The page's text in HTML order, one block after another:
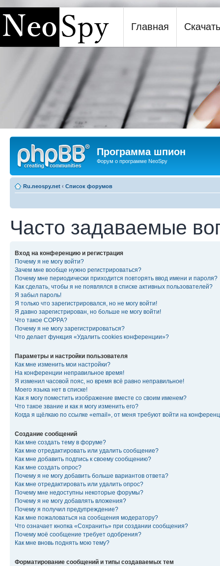
Программа шпион NeoSpy
Главная Скачать
Программа шпион
Форум о программе NeoSpy
Ru.neospy.net ‹ Список форумов
Часто задаваемые
Вход на конференцию и регистрация
Почему я не могу войти?
Зачем мне вообще нужно регистрироваться?
Почему мне периодически приходится повторять ввод имени и пароля?
Как сделать, чтобы я не появлялся в списке активных пользователей?
Я забыл пароль!
Я только что зарегистрировался, но не могу войти!
Я давно зарегистрирован, но больше не могу войти!
Что такое COPPA?
Почему я не могу зарегистрироваться?
Что делает функция «Удалить cookies конференции»?
Параметры и настройки пользователя
Как мне изменить мои настройки?
На конференции неправильное время!
Я изменил часовой пояс, но время всё равно неправильное!
Моего языка нет в списке!
Как я могу поместить изображение вместе со своим именем?
Что такое звание и как я могу изменить его?
Когда я щёлкаю по ссылке «email», от меня требуют войти на
Создание сообщений
Как мне создать тему в форуме?
Как мне отредактировать или удалить сообщение?
Как мне добавить подпись к своему сообщению?
Как мне создать опрос?
Почему я не могу добавить больше вариантов ответа?
Как мне отредактировать или удалить опрос?
Почему мне недоступны некоторые форумы?
Почему я не могу добавлять вложения?
Почему я получил предупреждение?
Как мне пожаловаться на сообщения модератору?
Что означает кнопка «Сохранить» при создании сообщения?
Почему моё сообщение требует одобрения?
Как мне вновь поднять мою тему?
Форматирование сообщений и типы создаваемых тем